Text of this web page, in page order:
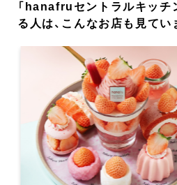
「hanafruセントラルキッチ
る人は、こんなお店も見てい